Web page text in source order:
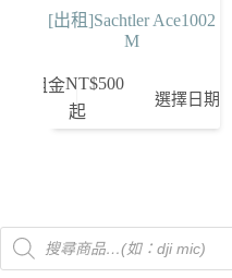
[出租]Sachtler Ace1002
M
租金NT$500
起
選擇日期
Products
search